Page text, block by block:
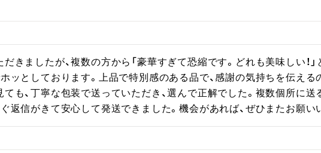
きましたが、複数の方から「豪華すぎて恐縮です。どれも美味しい！
ッとしております。上品で特別感のある品で、感謝の気持ちを伝える
も、丁寧な包装で送っていただき、選んで正解でした。複数個所に送
返信がきて安心して発送できました。機会があれば、ぜひまたお願い